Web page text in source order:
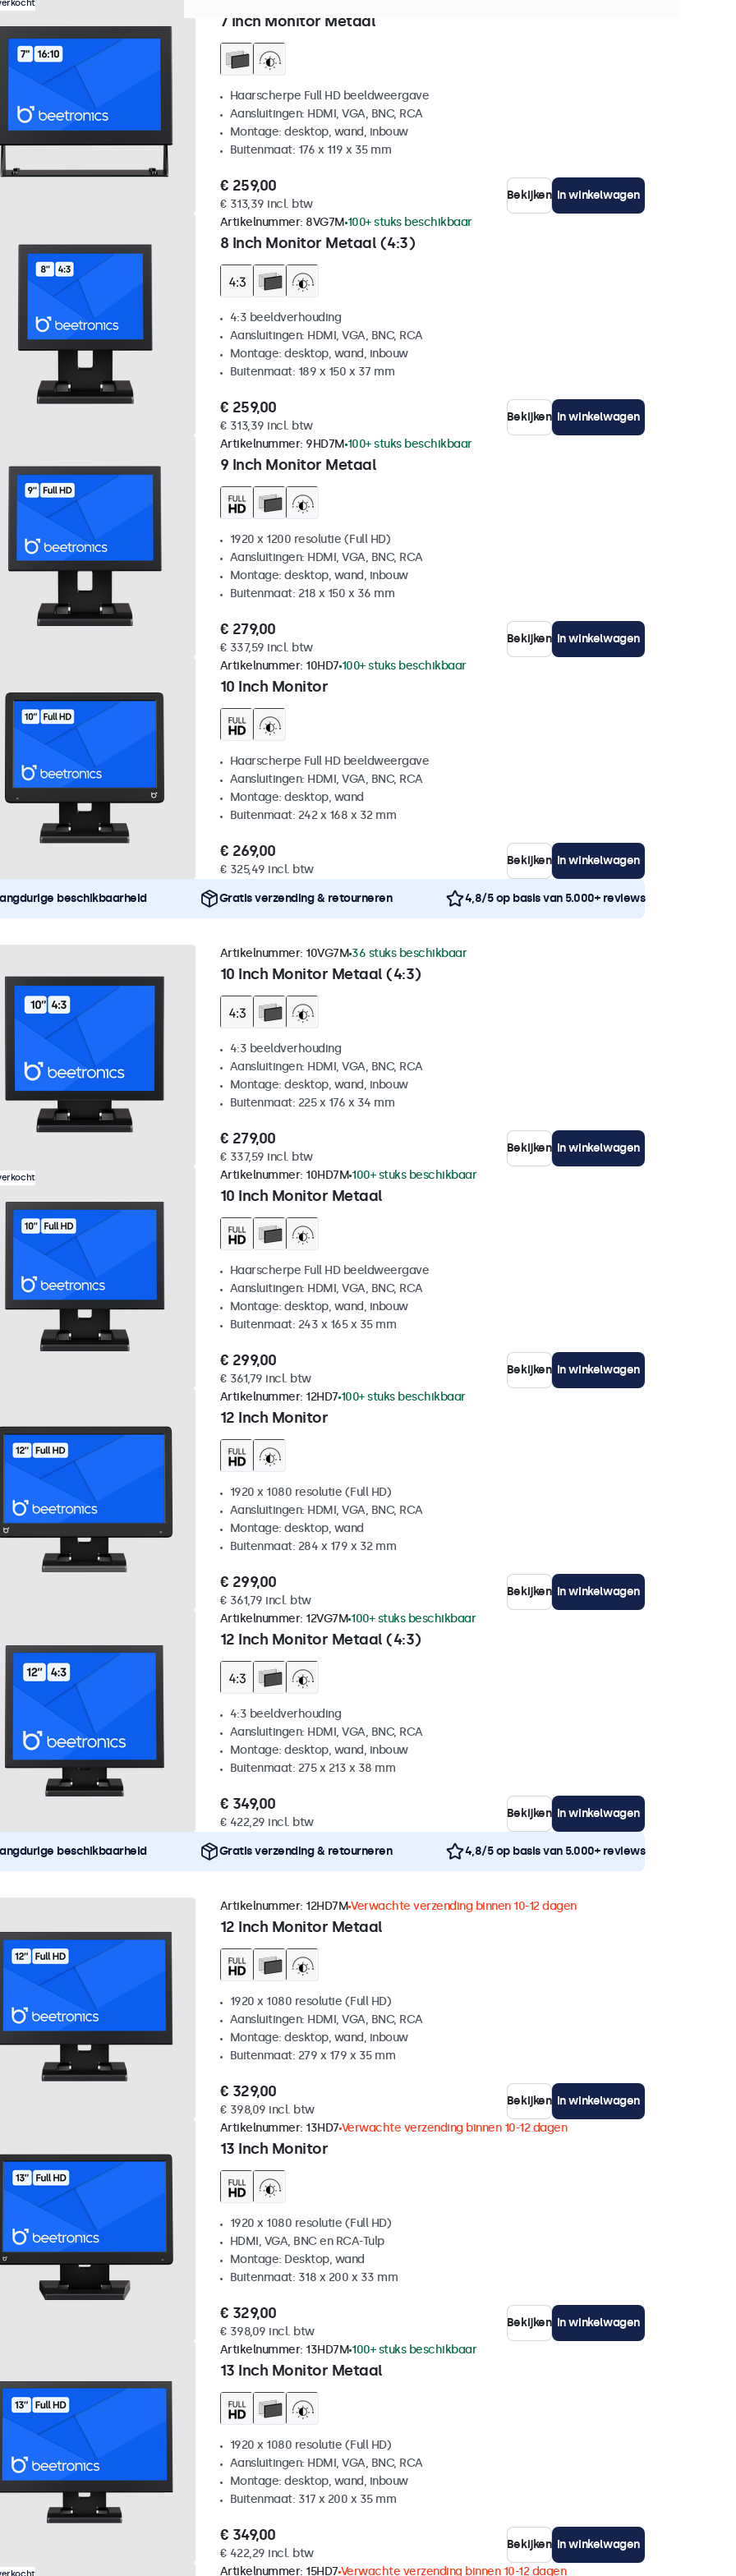
7 Inch Monitor Metaal
Haarscherpe Full HD beeldweergave
Aansluitingen: HDMI, VGA, BNC, RCA
Montage: desktop, wand, inbouw
Buitenmaat: 176 x 119 x 35 mm
€ 259,00
€ 313,39 incl. btw
Bekijken In winkelwagen
8 Inch Monitor Metaal (4:3)
Artikelnummer: 8VG7M 100+ stuks beschikbaar
4:3 beeldverhouding
Aansluitingen: HDMI, VGA, BNC, RCA
Montage: desktop, wand, inbouw
Buitenmaat: 189 x 150 x 37 mm
€ 259,00
€ 313,39 incl. btw
Bekijken In winkelwagen
9 Inch Monitor Metaal
Artikelnummer: 9HD7M 100+ stuks beschikbaar
1920 x 1200 resolutie (Full HD)
Aansluitingen: HDMI, VGA, BNC, RCA
Montage: desktop, wand, inbouw
Buitenmaat: 218 x 150 x 36 mm
€ 279,00
€ 337,59 incl. btw
Bekijken In winkelwagen
10 Inch Monitor
Artikelnummer: 10HD7 100+ stuks beschikbaar
Haarscherpe Full HD beeldweergave
Aansluitingen: HDMI, VGA, BNC, RCA
Montage: desktop, wand
Buitenmaat: 242 x 168 x 32 mm
€ 269,00
€ 325,49 incl. btw
Bekijken In winkelwagen
beschikbaarheid Gratis verzending & retourneren 4,8/5 op basis van 5.000+ reviews
10 Inch Monitor Metaal (4:3)
Artikelnummer: 10VG7M 36 stuks beschikbaar
4:3 beeldverhouding
Aansluitingen: HDMI, VGA, BNC, RCA
Montage: desktop, wand, inbouw
Buitenmaat: 225 x 176 x 34 mm
€ 279,00
€ 337,59 incl. btw
Bekijken In winkelwagen
10 Inch Monitor Metaal
Artikelnummer: 10HD7M 100+ stuks beschikbaar
Haarscherpe Full HD beeldweergave
Aansluitingen: HDMI, VGA, BNC, RCA
Montage: desktop, wand, inbouw
Buitenmaat: 243 x 165 x 35 mm
€ 299,00
€ 361,79 incl. btw
Bekijken In winkelwagen
12 Inch Monitor
Artikelnummer: 12HD7 100+ stuks beschikbaar
1920 x 1080 resolutie (Full HD)
Aansluitingen: HDMI, VGA, BNC, RCA
Montage: desktop, wand
Buitenmaat: 284 x 179 x 32 mm
€ 299,00
€ 361,79 incl. btw
Bekijken In winkelwagen
12 Inch Monitor Metaal (4:3)
Artikelnummer: 12VG7M 100+ stuks beschikbaar
4:3 beeldverhouding
Aansluitingen: HDMI, VGA, BNC, RCA
Montage: desktop, wand, inbouw
Buitenmaat: 275 x 213 x 38 mm
€ 349,00
€ 422,29 incl. btw
Bekijken In winkelwagen
beschikbaarheid Gratis verzending & retourneren 4,8/5 op basis van 5.000+ reviews
12 Inch Monitor Metaal
Artikelnummer: 12HD7MVerwachte verzending binnen 10-12 dagen
1920 x 1080 resolutie (Full HD)
Aansluitingen: HDMI, VGA, BNC, RCA
Montage: desktop, wand, inbouw
Buitenmaat: 279 x 179 x 35 mm
€ 329,00
€ 398,09 incl. btw
Bekijken In winkelwagen
13 Inch Monitor
Artikelnummer: 13HD7 Verwachte verzending binnen 10-12 dagen
1920 x 1080 resolutie (Full HD)
HDMI, VGA, BNC en RCA-Tulp
Montage: Desktop, wand
Buitenmaat: 318 x 200 x 33 mm
€ 329,00
€ 398,09 incl. btw
Bekijken In winkelwagen
13 Inch Monitor Metaal
Artikelnummer: 13HD7M 100+ stuks beschikbaar
1920 x 1080 resolutie (Full HD)
Aansluitingen: HDMI, VGA, BNC, RCA
Montage: desktop, wand, inbouw
Buitenmaat: 317 x 200 x 35 mm
€ 349,00
€ 422,29 incl. btw
Bekijken In winkelwagen
Artikelnummer: 15HD7 Verwachte verzending binnen 10-12 dagen